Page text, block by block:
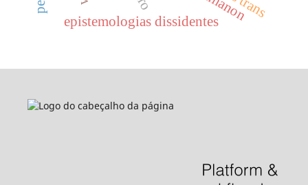
epistemologias dissidentes